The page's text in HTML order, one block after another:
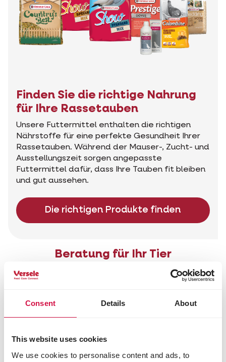
Consent Details About
This website uses cookies
We use cookies to personalise content and ads, to
Finden Sie die richtige Nahrung
für Ihre Rassetauben
Unsere Futtermittel enthalten die richtigen
Nährstoffe für eine perfekte Gesundheit Ihrer
Rassetauben. Während der Mauser-, Zucht- und
Ausstellungszeit sorgen angepasste
Futtermittel dafür, dass Ihre Tauben fit bleiben
und gut aussehen.
Die richtigen Produkte finden
Beratung für Ihr Tier